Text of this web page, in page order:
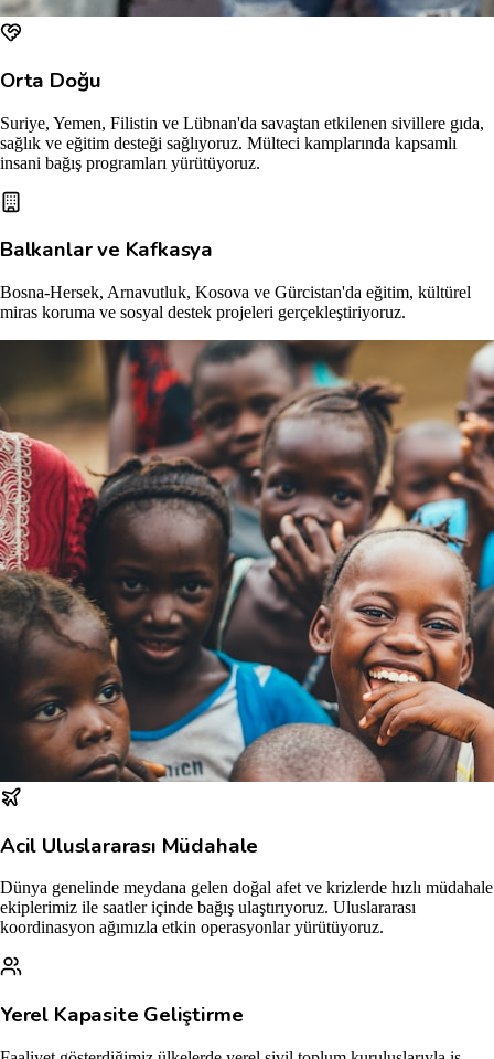
Orta Doğu
Suriye, Yemen, Filistin ve Lübnan'da savaştan etkilenen sivillere gıda,
sağlık ve eğitim desteği sağlıyoruz. Mülteci kamplarında kapsamlı
insani bağış programları yürütüyoruz.
Balkanlar ve Kafkasya
Bosna-Hersek, Arnavutluk, Kosova ve Gürcistan'da eğitim, kültürel
miras koruma ve sosyal destek projeleri gerçekleştiriyoruz.
Acil Uluslararası Müdahale
Dünya genelinde meydana gelen doğal afet ve krizlerde hızlı müdahale
ekiplerimiz ile saatler içinde bağış ulaştırıyoruz. Uluslararası
koordinasyon ağımızla etkin operasyonlar yürütüyoruz.
Yerel Kapasite Geliştirme